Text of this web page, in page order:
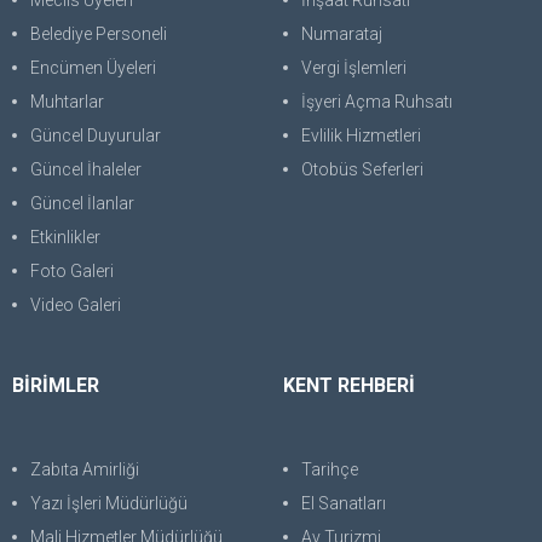
Belediye Personeli
Encümen Üyeleri
Muhtarlar
Güncel Duyurular
Güncel İhaleler
Güncel İlanlar
Etkinlikler
Foto Galeri
Video Galeri
Numarataj
Vergi İşlemleri
İşyeri Açma Ruhsatı
Evlilik Hizmetleri
Otobüs Seferleri
BİRİMLER
Zabıta Amirliği
Yazı İşleri Müdürlüğü
Mali Hizmetler Müdürlüğü
KENT REHBERİ
Tarihçe
El Sanatları
Av Turizmi